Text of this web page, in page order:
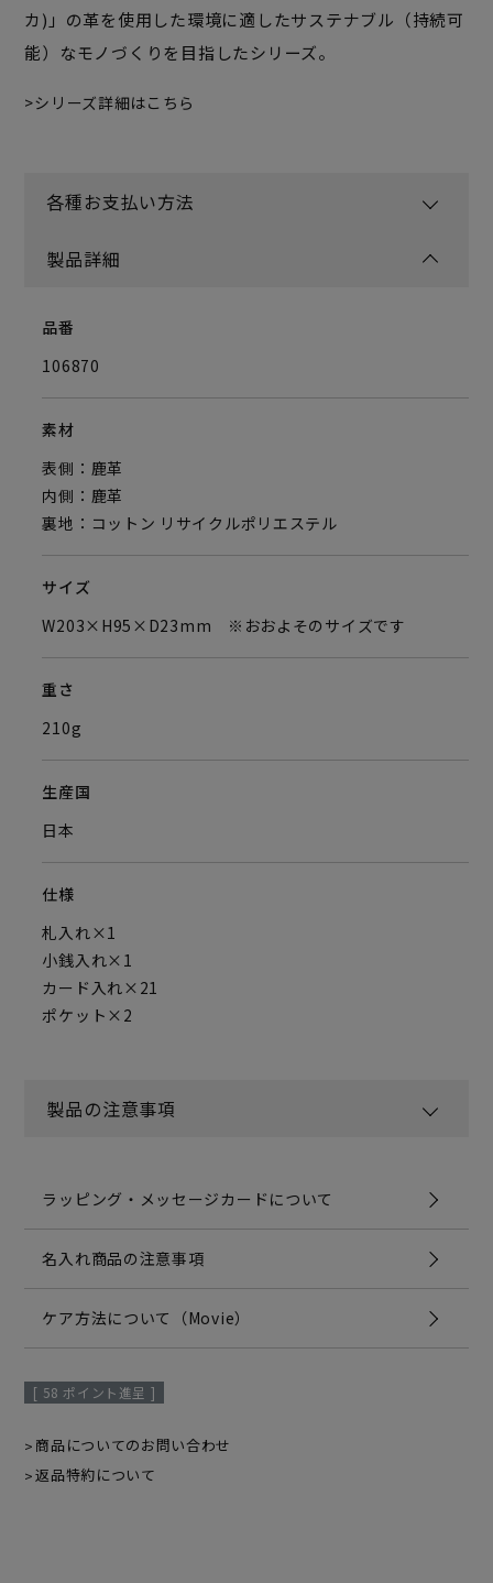
カ)」の革を使用した環境に適したサステナブル（持続可
能）なモノづくりを目指したシリーズ。
シリーズ詳細はこちら
各種お支払い方法
製品詳細
品番
106870
素材
表側：鹿革
内側：鹿革
裏地：コットン リサイクルポリエステル
サイズ
W203×H95×D23mm ※おおよそのサイズです
重さ
210g
生産国
日本
仕様
札入れ×1
小銭入れ×1
カード入れ×21
ポケット×2
製品の注意事項
ラッピング・メッセージカードについて
名入れ商品の注意事項
ケア方法について（Movie）
[ 58 ポイント進呈 ]
商品についてのお問い合わせ
返品特約について